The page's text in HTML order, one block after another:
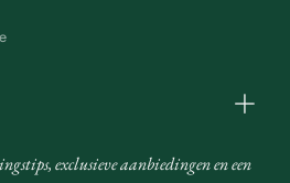
exclusieve aanbiedingen en een